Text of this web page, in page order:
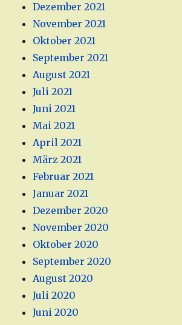
Dezember 2021
November 2021
Oktober 2021
September 2021
August 2021
Juli 2021
Juni 2021
Mai 2021
April 2021
März 2021
Februar 2021
Januar 2021
Dezember 2020
November 2020
Oktober 2020
September 2020
August 2020
Juli 2020
Juni 2020